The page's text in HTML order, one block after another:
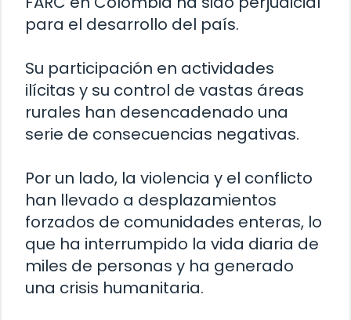
para el desarrollo del país.
Su participación en actividades
ilícitas y su control de vastas áreas
rurales han desencadenado una
serie de consecuencias negativas.
Por un lado, la violencia y el conflicto
han llevado a desplazamientos
forzados de comunidades enteras, lo
que ha interrumpido la vida diaria de
miles de personas y ha generado
una crisis humanitaria.